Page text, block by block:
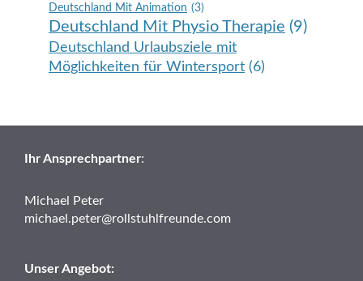
Deutschland Mit Animation (3)
Deutschland Mit Physio Therapie (9)
Deutschland Urlaubsziele mit
Möglichkeiten für Wintersport (6)
Ihr Ansprechpartner:
Michael Peter
michael.peter@rollstuhlfreunde.com
Unser Angebot: